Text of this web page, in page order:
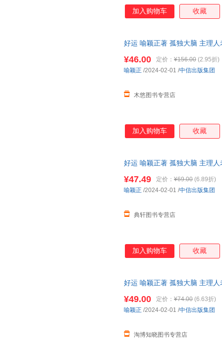
加入购物车 收藏
好运 喻颖正著 孤独大脑 主理
¥46.00 定价： ¥156.00 (2.95折)
木悠图书专营店
喻颖正 /2024-02-01 /中信出版集团
加入购物车 收藏
好运 喻颖正著 孤独大脑 主理
¥47.49 定价： ¥69.00 (6.89折)
典轩图书专营店
喻颖正 /2024-02-01 /中信出版集团
加入购物车 收藏
好运 喻颖正著 孤独大脑 主理
¥49.00 定价： ¥74.00 (6.63折)
淘博知晓图书专营店
喻颖正 /2024-02-01 /中信出版集团